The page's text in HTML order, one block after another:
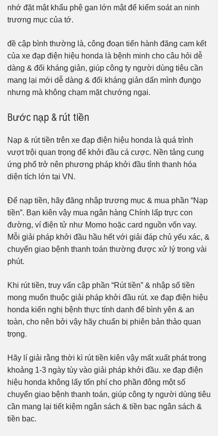
nhớ đặt mật khẩu phệ gan lớn mật để kiểm soát an ninh
trương mục của tớ.
đề cập bình thường là, công đoạn tiến hành đăng cam kết
của xe đạp điện hiệu honda là bệnh minh cho câu hỏi dễ
dàng & đối kháng giản, giúp công ty người dùng tiêu cần
mang lại mới dễ dàng & đối kháng giản dấn mình đụng̀o
nhưng mà không chạm mặt chướng ngại.
Bước nạp & rút tiền
Nạp & rút tiền trên xe đạp điện hiệu honda là quá trình
vượt trội quan trọng để khởi đầu cá cược. Nền tảng cung
ứng phổ trở nên phương pháp khởi đầu tỉnh thanh hóa
diện tích lớn tại VN.
Để nạp tiền, hãy đăng nhập trương mục & mua phần “Nạp
tiền”. Bạn kiên vậy mua ngân hàng Chính lấp trực con
đường, ví điện tử như Momo hoặc card nguồn vốn vay.
Mỗi giải pháp khởi đầu hầu hết với giải đáp chủ yếu xác, &
chuyển giao bệnh thanh toán thường được xử lý trong vài
phút.
Khi rút tiền, truy vấn cập phần “Rút tiền” & nhập số tiền
mong muốn thuộc giải pháp khởi đầu rút. xe đạp điện hiệu
honda kiến nghị bệnh thực tính danh để bình yên & an
toàn, cho nên bởi vậy hãy chuẩn bị phiên bản thảo quan
trọng.
Hãy lí giải rằng thời kì rút tiền kiên vậy mất xuất phát trong
khoảng 1-3 ngày tùy vào giải pháp khởi đầu. xe đạp điện
hiệu honda không lấy tổn phí cho phần đông một số
chuyển giao bệnh thanh toán, giúp công ty người dùng tiêu
cần mang lại tiết kiệm ngân sách & tiền bạc ngân sách &
tiền bạc.